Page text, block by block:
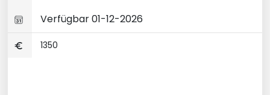
Verfügbar 01-12-2026
1350